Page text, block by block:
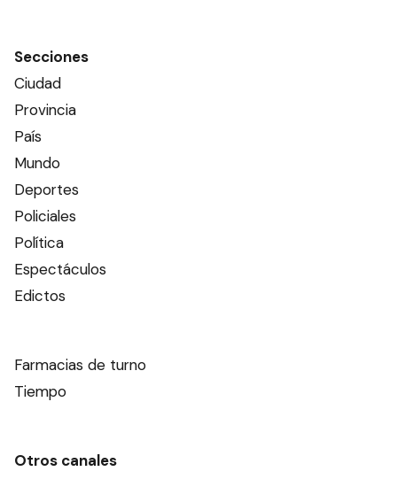
Secciones
Ciudad
Provincia
País
Mundo
Deportes
Policiales
Política
Espectáculos
Edictos
Farmacias de turno
Tiempo
Otros canales